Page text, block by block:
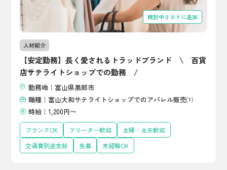
検討中リストに追加
人材紹介
【安定勤務】長く愛されるトラッドブランド \ 百貨
店サテライトショップでの勤務 /
勤務地｜富山県黒部市
職種｜富山大和サテライトショップでのアパレル販売⑴
時給｜1,200円〜
ブランクOK フリーター歓迎
主婦・主夫歓迎
交通費別途支給
急募 未経験OK